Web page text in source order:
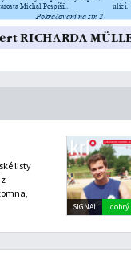
listy
SIGNAL dobrý